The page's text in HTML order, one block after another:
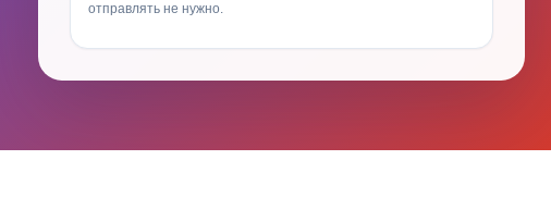
отправлять не нужно.